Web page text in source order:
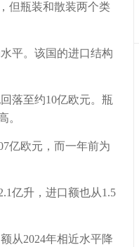
但瓶装和散装两个类
平。该国的进口结构
落至约10亿欧元。瓶
。
亿欧元，而一年前为
亿升，进口额也从1.5
从2024年相近水平降